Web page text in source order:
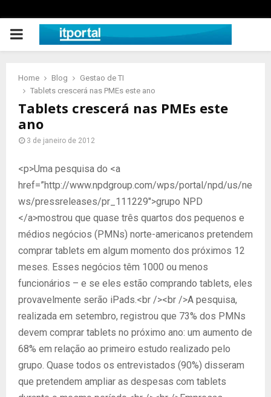
PRIMARY
Home Blog
Gestao de TI
Tablets crescerá nas PMEs este ano
Tablets crescerá nas PMEs este
ano
3 de janeiro de 2012
<p>Uma pesquisa do <a
href=”http://www.npdgroup.com/wps/portal/npd/us/ne
ws/pressreleases/pr_111229″>grupo NPD
</a>mostrou que quase três quartos dos pequenos e
médios negócios (PMNs) norte-americanos pretendem
comprar tablets em algum momento dos próximos 12
meses. Esses negócios têm 1000 ou menos
funcionários – e se eles estão comprando tablets, eles
provavelmente serão iPads.<br /><br />A pesquisa,
realizada em setembro, registrou que 73% dos PMNs
devem comprar tablets no próximo ano: um aumento de
68% em relação ao primeiro estudo realizado pelo
grupo. Quase todos os entrevistados (90%) disseram
que pretendem ampliar as despesas com tablets